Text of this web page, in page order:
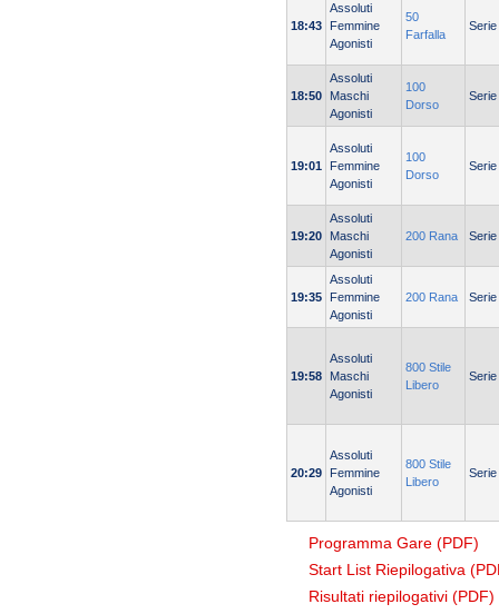
18:43
Assoluti
Femmine
Agonisti
50
Farfalla
Serie
18:50
Assoluti
Maschi
Agonisti
100
Dorso
Serie
19:01
Assoluti
Femmine
Agonisti
100
Dorso
Serie
19:20
Assoluti
Maschi
Agonisti
200 Rana Serie
19:35
Assoluti
Femmine
Agonisti
200 Rana Serie
19:58
Assoluti
Maschi
Agonisti
800 Stile
Libero
Serie
20:29
Assoluti
Femmine
Agonisti
800 Stile
Libero
Serie
Programma Gare (PDF)
Start List Riepilogativa
Risultati riepilogativi (PDF)